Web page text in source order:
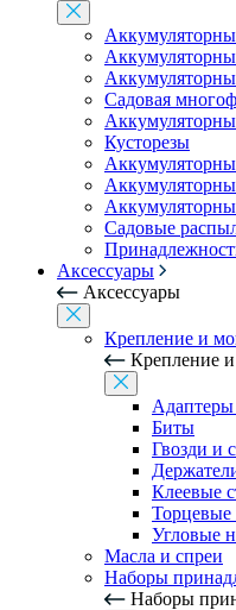
Садовая
Кусторезы
Садовые
Аксессуары
Аксессуары
Крепление и
Крепление
Биты
Гвозди и
Клеевые
Торцевые
Угловые
Масла и спреи
Наборы
Наборы